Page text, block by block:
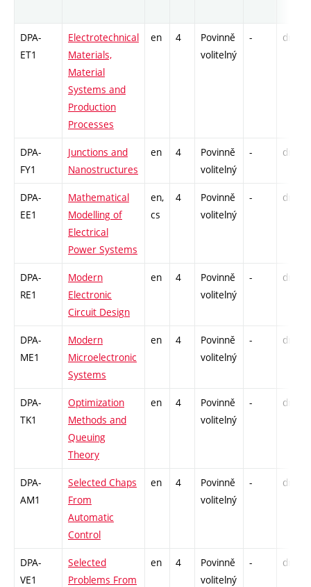
DPA-
ET1
Electrotechnical
Materials,
Material
Systems and
Production
Processes
en 4
Povinně
volitelný
- drzk
DPA-
FY1
Junctions and
Nanostructures
en 4
Povinně
volitelný
- drzk
DPA-
EE1
Mathematical
Modelling of
Electrical
Power Systems
en,
cs
4
Povinně
volitelný
- drzk
DPA-
RE1
Modern
Electronic
Circuit Design
en 4
Povinně
volitelný
- drzk
DPA-
ME1
Modern
Microelectronic
Systems
en 4
Povinně
volitelný
- drzk
DPA-
TK1
Optimization
Methods and
Queuing
Theory
en 4
Povinně
volitelný
- drzk
DPA-
AM1
Selected Chaps
From
Automatic
Control
en 4
Povinně
volitelný
- drzk
DPA-
VE1
Selected
Problems From
en 4
Povinně
volitelný
- drzk